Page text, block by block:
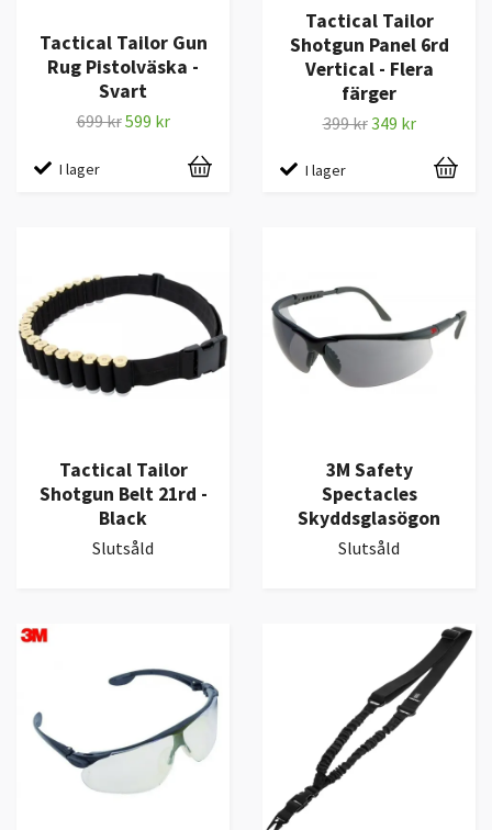
Tactical Tailor Gun
Rug Pistolväska -
Svart
699 kr599 kr
I lager
Tactical Tailor
Shotgun Panel 6rd
Vertical - Flera
färger
399 kr349 kr
I lager
Tactical Tailor
Shotgun Belt 21rd -
Black
Slutsåld
3M Safety
Spectacles
Skyddsglasögon
Slutsåld